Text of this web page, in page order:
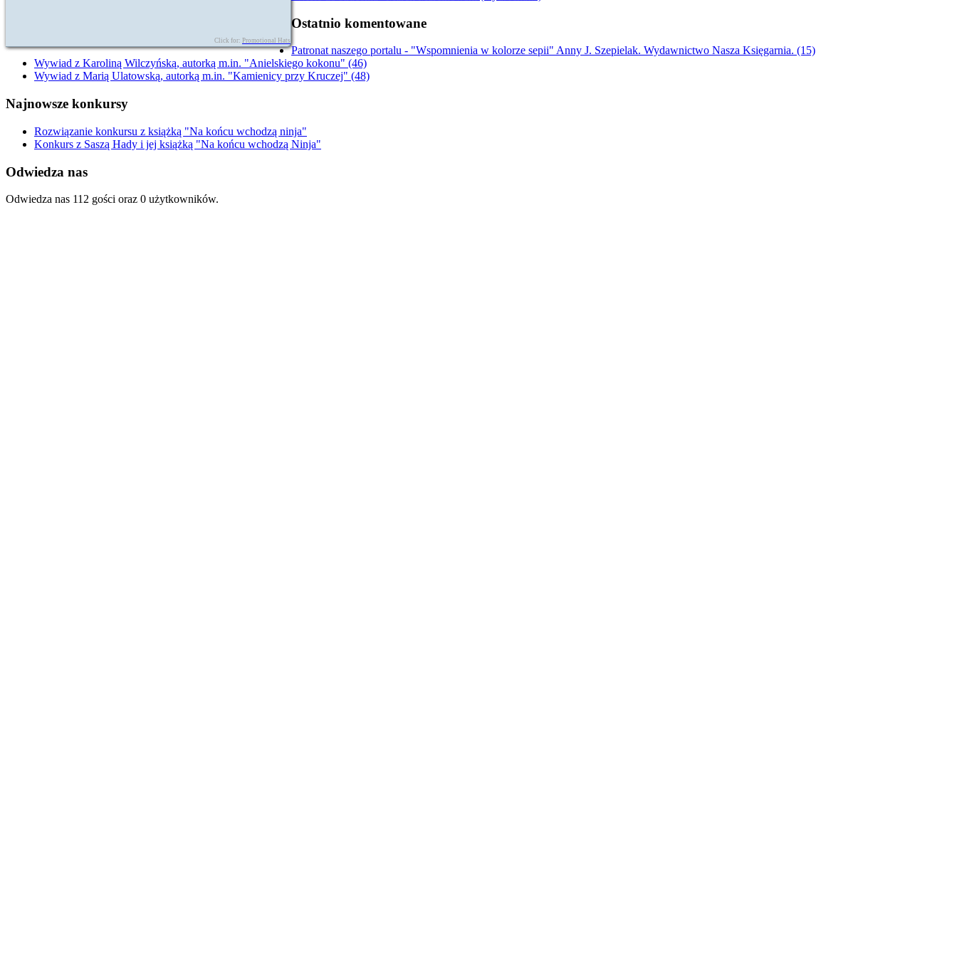
Click for: Promotional Hats
Ostatnio komentowane
Patronat naszego portalu - "Wspomnienia w kolorze sepii" Anny J. Szepielak. Wydawnictwo Nasza Księgarnia. (15)
Wywiad z Karoliną Wilczyńską, autorką m.in. "Anielskiego kokonu" (46)
Wywiad z Marią Ulatowską, autorką m.in. "Kamienicy przy Kruczej" (48)
Najnowsze konkursy
Rozwiązanie konkursu z książką "Na końcu wchodzą ninja"
Konkurs z Saszą Hady i jej książką "Na końcu wchodzą Ninja"
Odwiedza nas
Odwiedza nas 112 gości oraz 0 użytkowników.